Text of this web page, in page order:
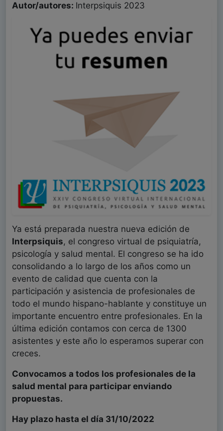
Autor/autores: Interpsiquis 2023
Ya está preparada nuestra nueva edición de
Interpsiquis, el congreso virtual de psiquiatría,
psicología y salud mental. El congreso se ha ido
consolidando a lo largo de los años como un
evento de calidad que cuenta con la
participación y asistencia de profesionales de
todo el mundo hispano-hablante y constituye un
importante encuentro entre profesionales. En la
última edición contamos con cerca de 1300
asistentes y este año lo esperamos superar con
creces.
Convocamos a todos los profesionales de la
salud mental para participar enviando
propuestas.
Hay plazo hasta el día 31/10/2022